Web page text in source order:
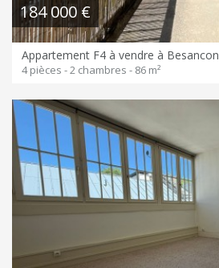
184 000 €
Appartement F4 à vendre à Besancon
4 pièces - 2 chambres - 86 m²